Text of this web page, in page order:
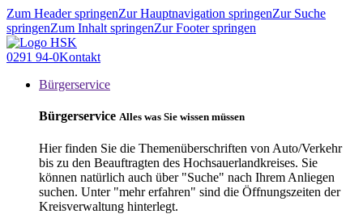
Zum Header springenZur Hauptnavigation springenZur Suche
springenZum Inhalt springenZur Footer springen
0291 94-0Kontakt
Bürgerservice
Bürgerservice Alles was Sie wissen müssen
Hier finden Sie die Themenüberschriften von Auto/Verkehr
bis zu den Beauftragten des Hochsauerlandkreises. Sie
können natürlich auch über "Suche" nach Ihrem Anliegen
suchen. Unter "mehr erfahren" sind die Öffnungszeiten der
Kreisverwaltung hinterlegt.